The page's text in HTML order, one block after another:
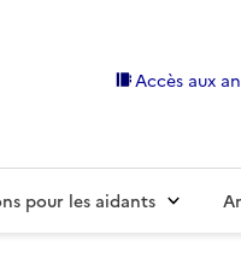
Accès aux
pour les aidants